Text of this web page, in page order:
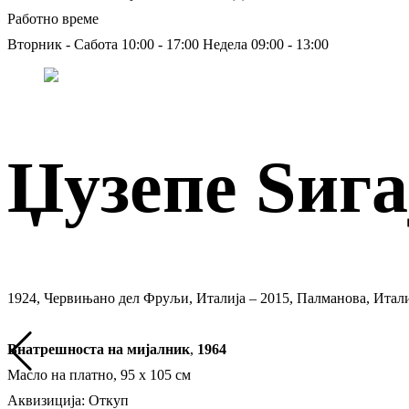
Работно време
Вторник - Сабота 10:00 - 17:00 Недела 09:00 - 13:00
Џузепе
1924, Червињано дел Фруљи, Италија – 2015, Палманова,
Внатрешноста на мијалник, 1964
Масло на платно, 95 х 105 см
Аквизиција: Откуп